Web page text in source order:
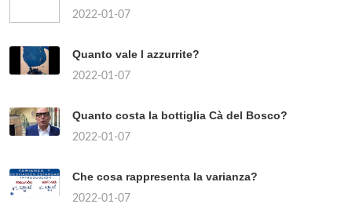
2022-01-07
Quanto vale l azzurrite?
2022-01-07
Quanto costa la bottiglia Cà del Bosco?
2022-01-07
Che cosa rappresenta la varianza?
2022-01-07